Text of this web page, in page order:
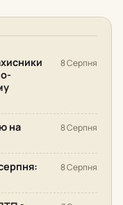
8 Серпня
на
8 Серпня
8 Серпня